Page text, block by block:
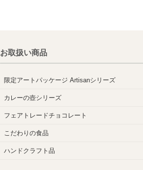
お取扱い商品
限定アートパッケージ Artisanシリーズ
カレーの壺シリーズ
フェアトレードチョコレート
こだわりの食品
ハンドクラフト品